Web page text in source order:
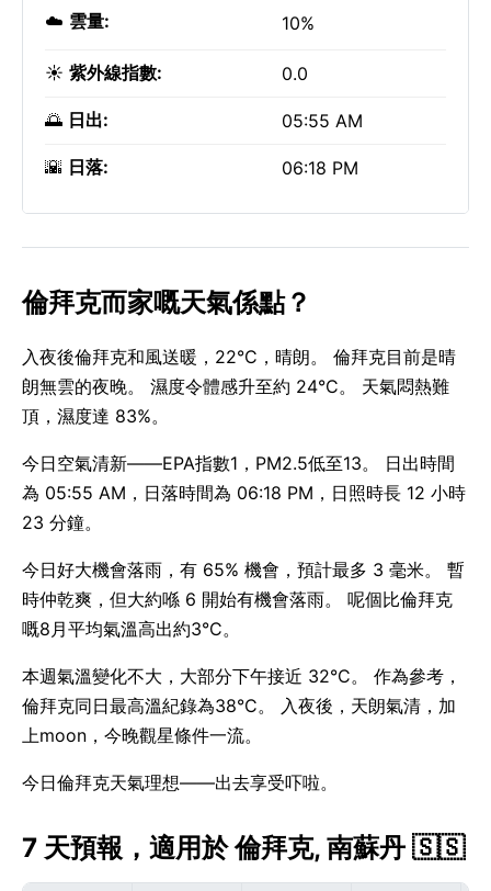
☁️ 雲量: 10%
☀️ 紫外線指數: 0.0
🌅 日出: 05:55 AM
🌇 日落: 06:18 PM
倫拜克而家嘅天氣係點？
入夜後倫拜克和風送暖，22°C，晴朗。 倫拜克目前是晴
朗無雲的夜晚。 濕度令體感升至約 24°C。 天氣悶熱難
頂，濕度達 83%。
今日空氣清新——EPA指數1，PM2.5低至13。 日出時間
為 05:55 AM，日落時間為 06:18 PM，日照時長 12 小時
23 分鐘。
今日好大機會落雨，有 65% 機會，預計最多 3 毫米。 暫
時仲乾爽，但大約喺 6 開始有機會落雨。 呢個比倫拜克
嘅8月平均氣溫高出約3°C。
本週氣溫變化不大，大部分下午接近 32°C。 作為參考，
倫拜克同日最高溫紀錄為38°C。 入夜後，天朗氣清，加
上moon，今晚觀星條件一流。
今日倫拜克天氣理想——出去享受吓啦。
7 天預報，適用於 倫拜克, 南蘇丹 🇸🇸